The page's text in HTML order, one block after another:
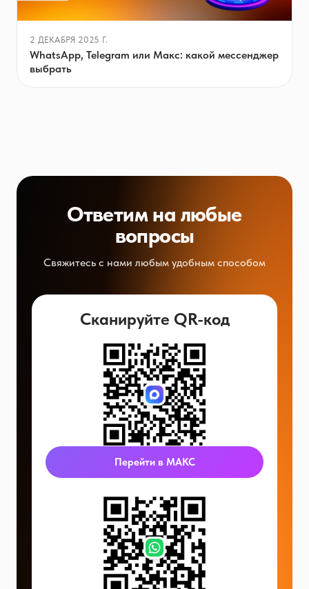
2 ДЕКАБРЯ 2025 Г.
WhatsApp, Telegram или Макс: какой мессенджер
выбрать
Ответим на любые
вопросы
Свяжитесь с нами любым удобным способом
Сканируйте QR-код
Перейти в МАКС